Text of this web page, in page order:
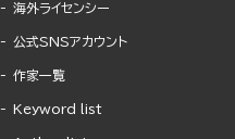
海外ライセンシー
公式SNSアカウント
作家一覧
Keyword list